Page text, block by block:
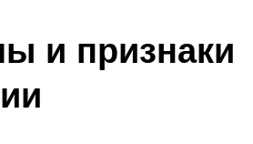
и признаки